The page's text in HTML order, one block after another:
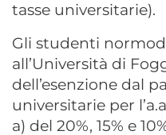
tasse universitarie).
Gli studenti
all’Università di
dell’esenzione dal
universitarie per
a) del 20%, 15% e